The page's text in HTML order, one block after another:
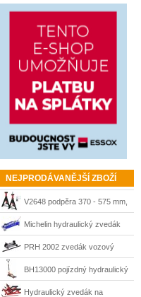
NEJPRODÁVANĚJŠÍ ZBOŽÍ
V2648 podpěra 370 - 575 mm,
6 t, 2 ks Vigor
Michelin hydraulický zvedák
2,25 t, 150 až 530 mm, pro
SUV
PRH 2002 zvedák vozový
pojízdný Einhell
BH13000 pojízdný hydraulický
zvedák 3t, 90-552 mm Bahco
Hydraulický zvedák na